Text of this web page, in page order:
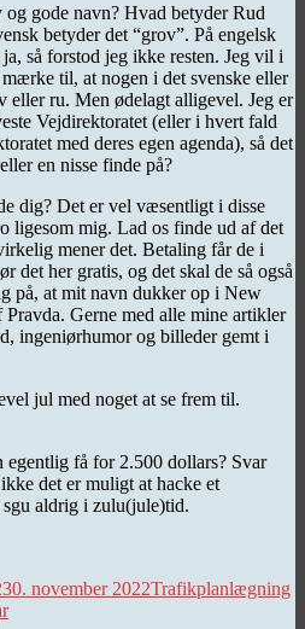
gode navn? Hvad betyder Rud
betyder det “grov”. På engelsk
så forstod jeg ikke resten. Jeg vil i
til, at nogen i det svenske eller
eller ru. Men ødelagt alligevel. Jeg er
Vejdirektoratet (eller i hvert fald
med deres egen agenda), så det
en nisse finde på?
dig? Det er vel væsentligt i disse
ligesom mig. Lad os finde ud af det
mener det. Betaling får de i
det her gratis, og det skal de så også
på, at mit navn dukker op i New
Gerne med alle mine artikler
ingeniørhumor og billeder gemt i
jul med noget at se frem til.
få for 2.500 dollars? Svar
det er muligt at hacke et
aldrig i zulu(jule)tid.
30. november 2022Trafikplanlægning
til